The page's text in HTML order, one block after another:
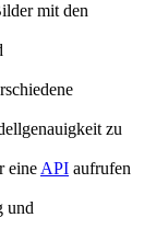
mit den
zu
eineAPI aufrufen
und